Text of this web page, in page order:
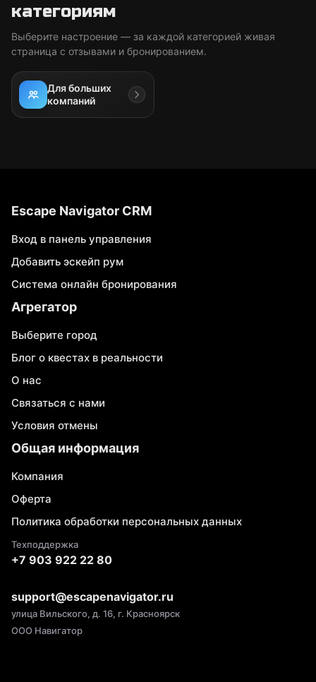
категориям
Выберите настроение — за каждой категорией живая
страница с отзывами и бронированием.
Для больших
компаний
Escape Navigator CRM
Вход в панель управления
Добавить эскейп рум
Система онлайн бронирования
Агрегатор
Выберите город
Блог о квестах в реальности
О нас
Связаться с нами
Условия отмены
Общая информация
Компания
Оферта
Политика обработки персональных данных
Техподдержка
+7 903 922 22 80
support@escapenavigator.ru
улица Вильского, д. 16, г. Красноярск
ООО Навигатор